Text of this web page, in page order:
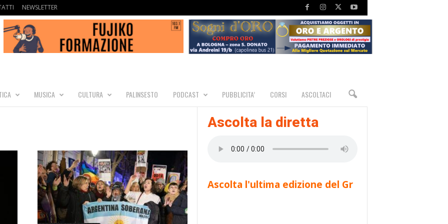
NEWSLETTER
MUSICA CULTURA PALINSESTO PODCAST PUBBLICITA’ CORSI ASCOLTACI
Ascolta la diretta
Ascolta l'ultima edizione del Gr